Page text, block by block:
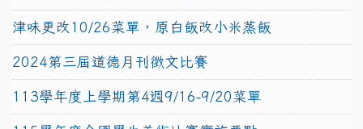
津味更改10/26菜單，原白飯改小米蒸飯
2024第三屆道德月刊徵文比賽
113學年度上學期第4週9/16-9/20菜單